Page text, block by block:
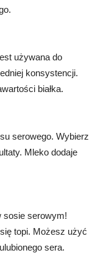
używana do
konsystencji.
białka.
serowego. Wybierz
Mleko dodaje
sosie serowym!
topi. Możesz użyć
sera.